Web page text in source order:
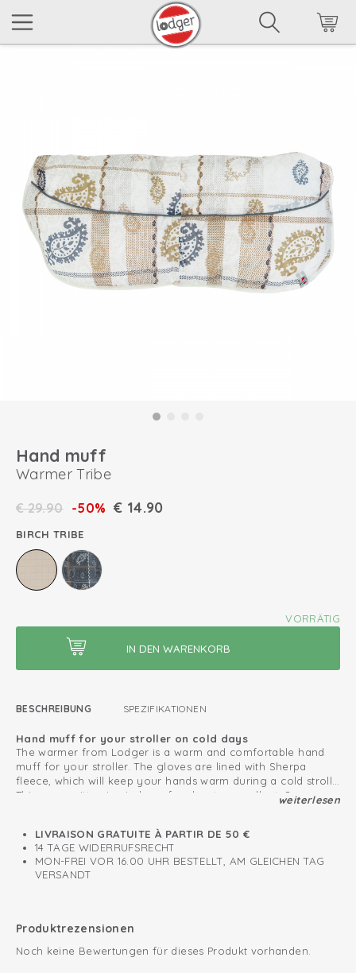
Hand muff
Warmer Tribe
€29.90 -50% € 14.90
BIRCH TRIBE
VORRÄTIG
BESCHREIBUNG SPEZIFIKATIONEN
Hand muff for your stroller on cold days
The warmer from Lodger is a warm and comfortable hand
muff for your stroller. The gloves are lined with Sherpa
fleece, which will keep your hands warm during a cold stroll.
This pram mitten is windproof and water-repellent. So,
snap buttons. The warm and comfortable hand muff is made
of double-layered soft fleece.
The gloves for your stroller are available in six prints that
match perfectly with our Bunker and Mini Bunkers. Create a
weiterlesen
LIVRAISON GRATUITE À PARTIR DE 50 €
14 TAGE WIDERRUFSRECHT
MON-FREI VOR 16.00 UHR BESTELLT, AM GLEICHEN TAG
VERSANDT
Produktrezensionen
Noch keine Bewertungen für dieses Produkt vorhanden.